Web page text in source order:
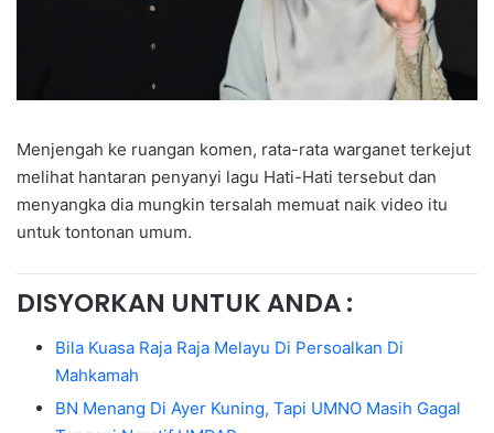
Menjengah ke ruangan komen, rata-rata warganet terkejut
melihat hantaran penyanyi lagu Hati-Hati tersebut dan
menyangka dia mungkin tersalah memuat naik video itu
untuk tontonan umum.
DISYORKAN UNTUK ANDA :
Bila Kuasa Raja Raja Melayu Di Persoalkan Di
Mahkamah
BN Menang Di Ayer Kuning, Tapi UMNO Masih Gagal